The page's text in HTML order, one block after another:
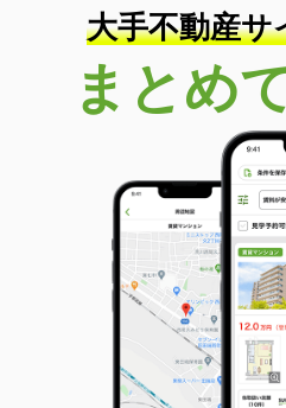
大手不動産サ
まとめ